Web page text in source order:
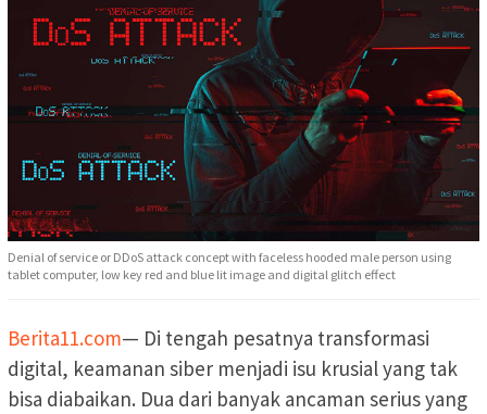
Denial of service or DDoS attack concept with faceless hooded male person using
tablet computer, low key red and blue lit image and digital glitch effect
Berita11.com— Di tengah pesatnya transformasi
digital, keamanan siber menjadi isu krusial yang tak
bisa diabaikan. Dua dari banyak ancaman serius yang